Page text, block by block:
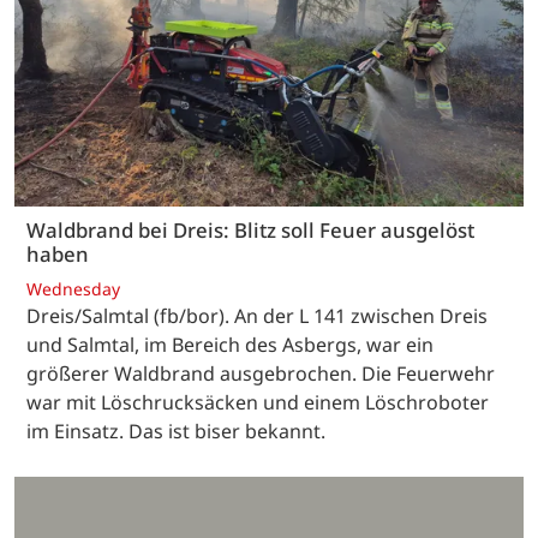
Waldbrand bei Dreis: Blitz soll Feuer ausgelöst
haben
Wednesday
Dreis/Salmtal (fb/bor). An der L 141 zwischen Dreis
und Salmtal, im Bereich des Asbergs, war ein
größerer Waldbrand ausgebrochen. Die Feuerwehr
war mit Löschrucksäcken und einem Löschroboter
im Einsatz. Das ist biser bekannt.